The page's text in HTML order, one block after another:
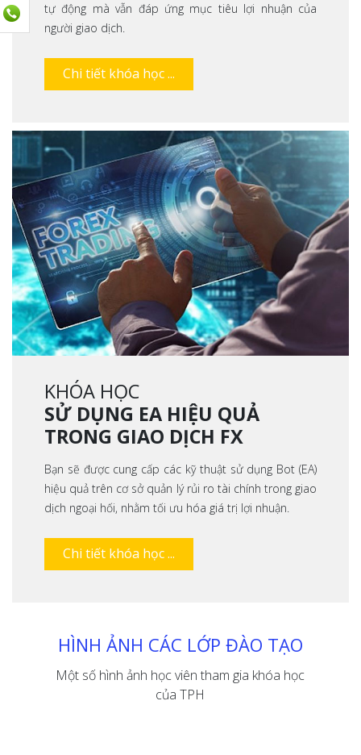
tự động mà vẫn đáp ứng mục tiêu lợi nhuận của
người giao dịch.
Chi tiết khóa học ...
KHÓA HỌC
SỬ DỤNG EA HIỆU QUẢ
TRONG GIAO DỊCH FX
Bạn sẽ được cung cấp các kỹ thuật sử dụng Bot (EA)
hiệu quả trên cơ sở quản lý rủi ro tài chính trong giao
dịch ngoại hối, nhằm tối ưu hóa giá trị lợi nhuận.
Chi tiết khóa học ...
HÌNH ẢNH CÁC LỚP ĐÀO TẠO
Một số hình ảnh học viên tham gia khóa học
của TPH